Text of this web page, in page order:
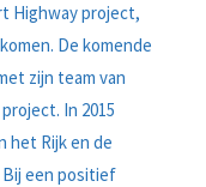
Highway project,
De komende
zijn team van
In 2015
het Rijk en de
een positief